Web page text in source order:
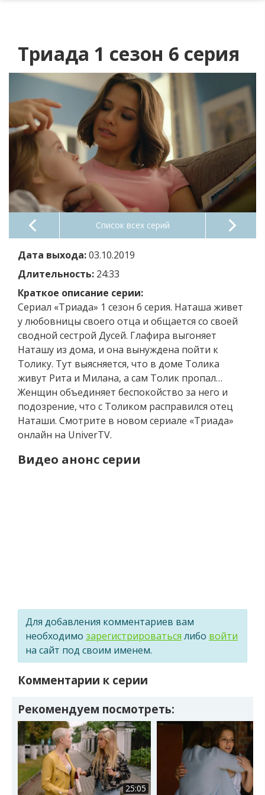
Триада 1 сезон 6 серия
Список всех серий
Дата выхода:03.10.2019
Длительность: 24:33
Краткое описание серии:
Сериал «Триада» 1 сезон 6 серия. Наташа живет
у любовницы своего отца и общается со своей
сводной сестрой Дусей. Глафира выгоняет
Наташу из дома, и она вынуждена пойти к
Толику. Тут выясняется, что в доме Толика
живут Рита и Милана, а сам Толик пропал…
Женщин объединяет беспокойство за него и
подозрение, что с Толиком расправился отец
Наташи. Смотрите в новом сериале «Триада»
онлайн на UniverTV.
Видео анонс серии
Для добавления комментариев вам
необходимо зарегистрироваться либо войти
на сайт под своим именем.
Комментарии к серии
Рекомендуем посмотреть:
25:05